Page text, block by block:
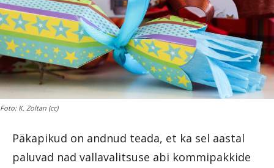
Foto: K. Zoltan (cc)
Päkapikud on andnud teada, et ka sel aastal
paluvad nad vallavalitsuse abi kommipakkide